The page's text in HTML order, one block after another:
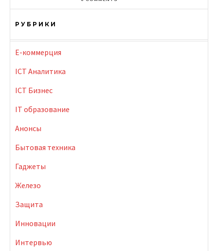
РУБРИКИ
E-коммерция
ICT Аналитика
ICT Бизнес
IT образование
Анонсы
Бытовая техника
Гаджеты
Железо
Защита
Инновации
Интервью